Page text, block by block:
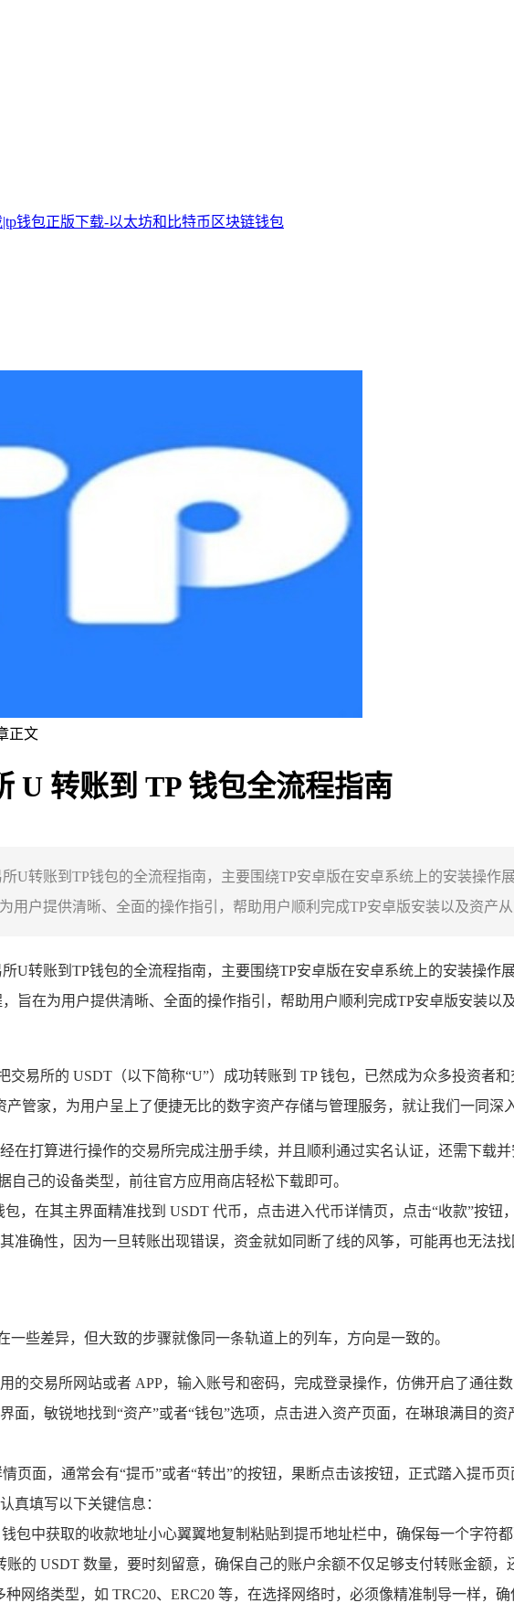
正文
U 转账到 TP 钱包全流程指南
U转账到TP钱包的全流程指南，主要围绕TP安卓版在安卓系统上的安装操
用户提供清晰、全面的操作指引，帮助用户顺利完成TP安卓版安装以及资产
U转账到TP钱包的全流程指南，主要围绕TP安卓版在安卓系统上的安装操
旨在为用户提供清晰、全面的操作指引，帮助用户顺利完成TP安卓版安装
交易所的 USDT（以下简称“U”）成功转账到 TP 钱包，已然成为众多投资者
管家，为用户呈上了便捷无比的数字资产存储与管理服务，就让我们一同深
在打算进行操作的交易所完成注册手续，并且顺利通过实名认证，还需下载
自己的设备类型，前往官方应用商店轻松下载即可。
包，在其主界面精准找到 USDT 代币，点击进入代币详情页，点击“收款”按
准确性，因为一旦转账出现错误，资金就如同断了线的风筝，可能再也无法找
一些差异，但大致的步骤就像同一条轨道上的列车，方向是一致的。
的交易所网站或者 APP，输入账号和密码，完成登录操作，仿佛开启了通往数
面，敏锐地找到“资产”或者“钱包”选项，点击进入资产页面，在琳琅满目的
页面，通常会有“提币”或者“转出”的按钮，果断点击该按钮，正式踏入提币页
真填写以下关键信息：
钱包中获取的收款地址小心翼翼地复制粘贴到提币地址栏中，确保每一个字符都
账的 USDT 数量，要时刻留意，确保自己的账户余额不仅足够支付转账金额，
种网络类型，如 TRC20、ERC20 等，在选择网络时，必须像精准制导一样，